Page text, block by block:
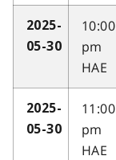
2025-
05-30
10:00
pm
HAE
2025-
05-30
11:00
pm
HAE